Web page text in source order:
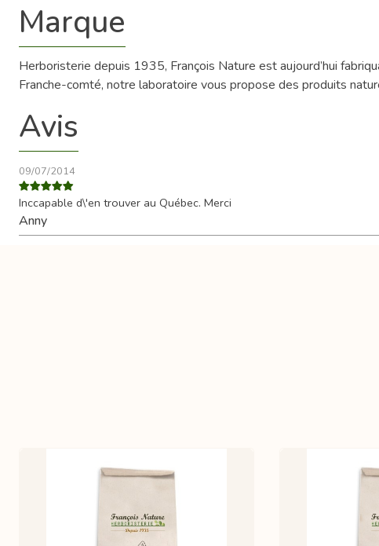
Marque
Herboristerie depuis 1935, François Nature est aujourd’hui
Franche-comté, notre laboratoire vous propose des produits
Avis
09/07/2014
Inccapable d\'en trouver au Québec. Merci
Anny